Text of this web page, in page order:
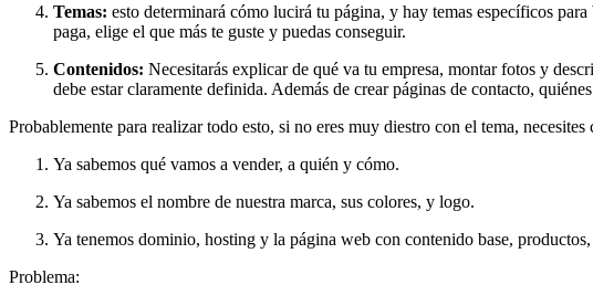
Temas: esto determinará cómo lucirá tu página, y hay temas específicos
paga, elige el que más te guste y puedas conseguir.
Contenidos: Necesitarás explicar de qué va tu empresa, montar fotos y
debe estar claramente definida. Además de crear páginas de contacto,
Probablemente para realizar todo esto, si no eres muy diestro con el tema,
Ya sabemos qué vamos a vender, a quién y cómo.
Ya sabemos el nombre de nuestra marca, sus colores, y logo.
Ya tenemos dominio, hosting y la página web con contenido base,
Problema: